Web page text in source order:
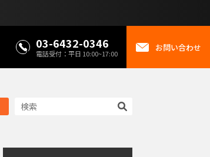
03-6432-0346
電話受付：平日 10:00~17:00
お問い合わせ